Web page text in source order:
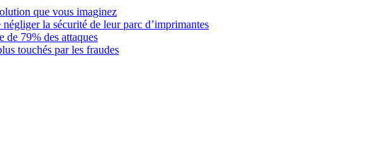
que vous imaginez
la sécurité de leur parc d’imprimantes
de 79% des attaques
touchés par les fraudes